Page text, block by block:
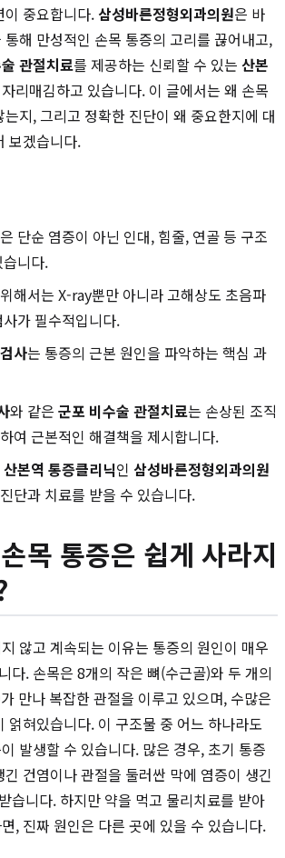
중요합니다. 삼성바른정형외과의원은 바
해 만성적인 손목 통증의 고리를 끊어내고,
관절치료를 제공하는 신뢰할 수 있는 산본
리매김하고 있습니다. 이 글에서는 왜 손목
지, 그리고 정확한 진단이 왜 중요한지에 대
보겠습니다.
단순 염증이 아닌 인대, 힘줄, 연골 등 구조
니다.
해서는 X-ray뿐만 아니라 고해상도 초음파
가 필수적입니다.
사는 통증의 근본 원인을 파악하는 핵심 과
와 같은 군포 비수술 관절치료는 손상된 조직
여 근본적인 해결책을 제시합니다.
산본역 통증클리닉인 삼성바른정형외과의원
단과 치료를 받을 수 있습니다.
목 통증은 쉽게 사라지
않고 계속되는 이유는 통증의 원인이 매우
다. 손목은 8개의 작은 뼈(수근골)와 두 개의
만나 복잡한 관절을 이루고 있으며, 수많은
얽혀있습니다. 이 구조물 중 어느 하나라도
발생할 수 있습니다. 많은 경우, 초기 통증
건염이나 관절을 둘러싼 막에 염증이 생긴
습니다. 하지만 약을 먹고 물리치료를 받아
, 진짜 원인은 다른 곳에 있을 수 있습니다.